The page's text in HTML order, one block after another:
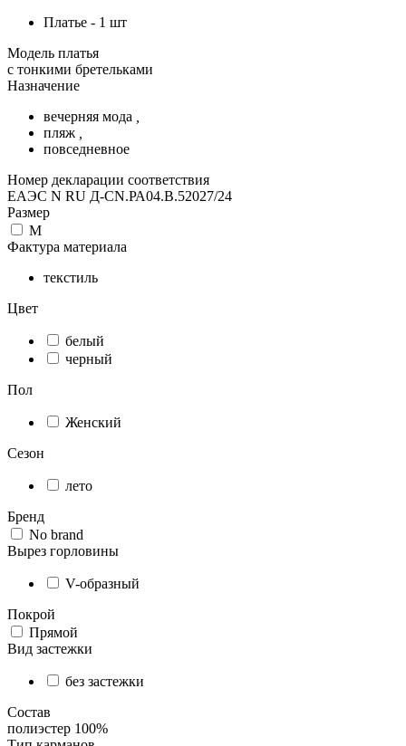
Платье - 1 шт
Модель платья
с тонкими бретельками
Назначение
вечерняя мода
пляж
повседневное
Номер декларации соответствия
ЕАЭС N RU Д-CN.РА04.В.52027/24
Размер
M
Фактура материала
текстиль
Цвет
белый
черный
Пол
Женский
Сезон
лето
Бренд
No brand
Вырез горловины
V-образный
Покрой
Прямой
Вид застежки
без застежки
Состав
полиэстер 100%